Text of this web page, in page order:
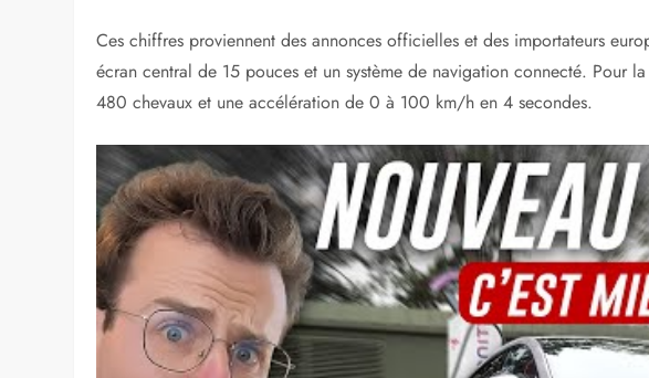
Ces chiffres proviennent des annonces officielles et des importateurs
écran central de 15 pouces et un système de navigation connecté. Pour
480 chevaux et une accélération de 0 à 100 km/h en 4 secondes.